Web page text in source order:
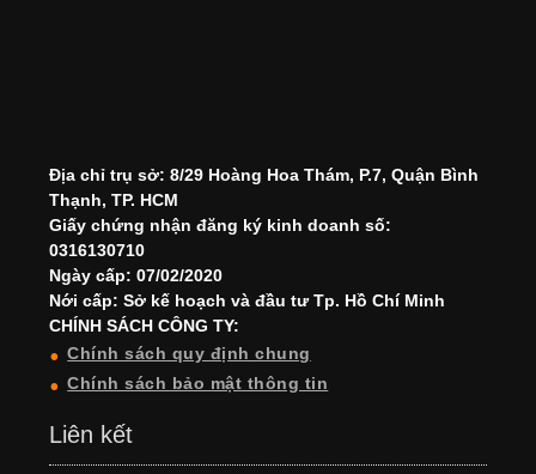
Địa chỉ trụ sở: 8/29 Hoàng Hoa Thám, P.7, Quận Bình
Thạnh, TP. HCM
Giấy chứng nhận đăng ký kinh doanh số:
0316130710
Ngày cấp: 07/02/2020
Nới cấp: Sở kế hoạch và đầu tư Tp. Hồ Chí Minh
CHÍNH SÁCH CÔNG TY:
Chính sách quy định chung
Chính sách bảo mật thông tin
Liên kết